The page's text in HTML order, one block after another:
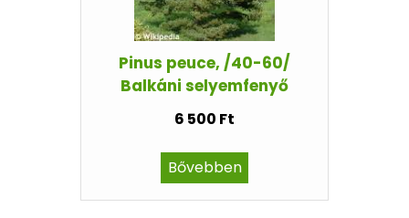
Pinus peuce, /40-60/
Balkáni selyemfenyő
6 500 Ft
Bővebben